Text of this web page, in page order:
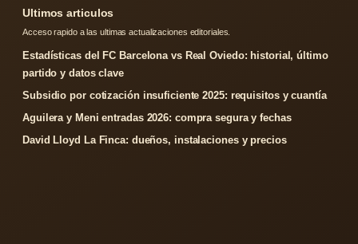
Ultimos articulos
Acceso rapido a las ultimas actualizaciones editoriales.
Estadísticas del FC Barcelona vs Real Oviedo: historial, último
partido y datos clave
Subsidio por cotización insuficiente 2025: requisitos y cuantía
Aguilera y Meni entradas 2026: compra segura y fechas
David Lloyd La Finca: dueños, instalaciones y precios